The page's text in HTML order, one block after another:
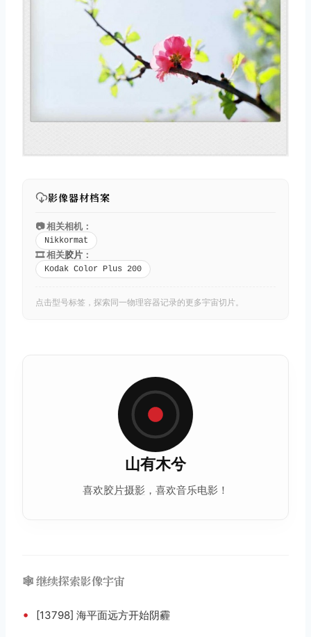
影像器材档案
📷 相关相机：
Nikkormat
🎞️ 相关胶片 ：
Kodak Color Plus 200
点击型号标签，探索同一物理容器记录的更多宇宙切片。
山有木兮
喜欢胶片摄影 ，喜欢音乐电影！
🕸️ 继续探索影像宇宙
• [13798] 海平面远方开始阴霾